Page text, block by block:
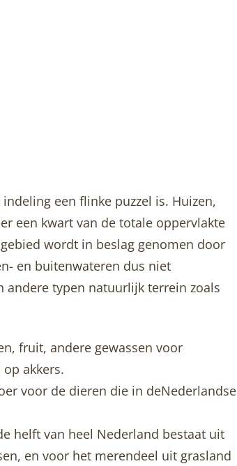
een flinke puzzel is. Huizen,
een kwart van de totale oppervlakte
wordt in beslag genomen door
en buitenwateren dus niet
andere typen natuurlijk terrein zoals
fruit, andere gewassen voor
akkers.
voor de dieren die in deNederlandse
helft van heel Nederland bestaat uit
en voor het merendeel uit grasland